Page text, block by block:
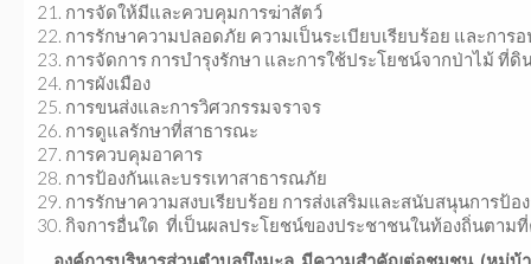
การจัดให้มีและควบคุมการฆ่าสัตว์
การรักษาความปลอดภัย ความเป็นระเบียบเรียบร้อย และกา
การจัดการ การบำรุงรักษา และการใช้ประโยชน์จากป่าไม้ ที่
การผังเมือง
การขนส่งและการวิศวกรรมจราจร
การดูแลรักษาที่สาธารณะ
การควบคุมอาคาร
การป้องกันและบรรเทาสาธารณภัย
การรักษาความสงบเรียบร้อย การส่งเสริมและสนับสนุนการ
กิจการอื่นใด ที่เป็นผลประโยชน์ของประชาชนในท้องถิ่นตาม